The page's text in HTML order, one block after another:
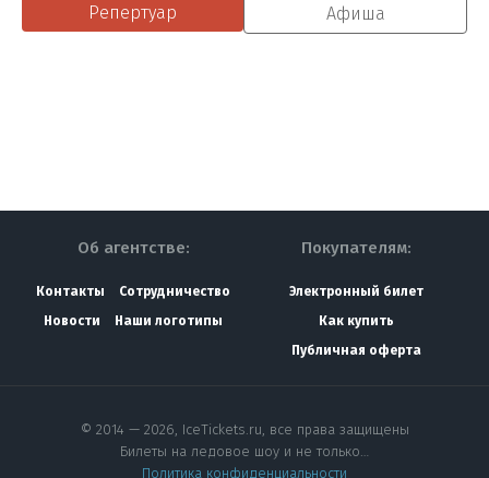
Репертуар Афиша
Об агентстве:
Контакты
Сотрудничество
Новости
Наши логотипы
Покупателям:
Электронный билет
Как купить
Публичная оферта
© 2014 — 2026, IceTickets.ru, все права защищены
Билеты на ледовое шоу и не только…
Политика конфиденциальности